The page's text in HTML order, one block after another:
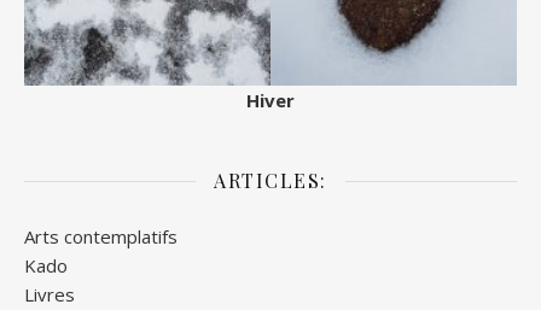
Hiver
ARTICLES:
Arts contemplatifs
Kado
Livres